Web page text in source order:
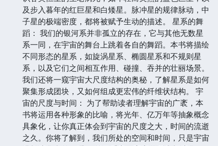
及步入暮年的红巨星和白矮星。脉冲星的规律脉动，中
子星的极端密度，都将被赋予生动的描述。 星系的舞
蹈： 我们的银河系并非孤立的存在，它与其他无数星
系一同，在宇宙的舞台上跳着各自的舞蹈。本书将描绘
不同形态的星系，如旋涡星系、椭圆星系和不规则星
系，以及它们之间相互作用、碰撞、吞并的壮丽场景。
我们还将一窥宇宙大尺度结构的奥秘，了解星系是如何
聚集形成团块，又如何组成更宏伟的纤维状结构。 宇
宙的尺度与时间： 为了帮助读者理解宇宙的广袤，本
书将运用各种形象的比喻，将光年、亿万年等抽象概念
具象化，让你真正体会到宇宙的尺度之大，时间的流逝
之久。你将了解到，我们所处的空间和时间，只是宇宙